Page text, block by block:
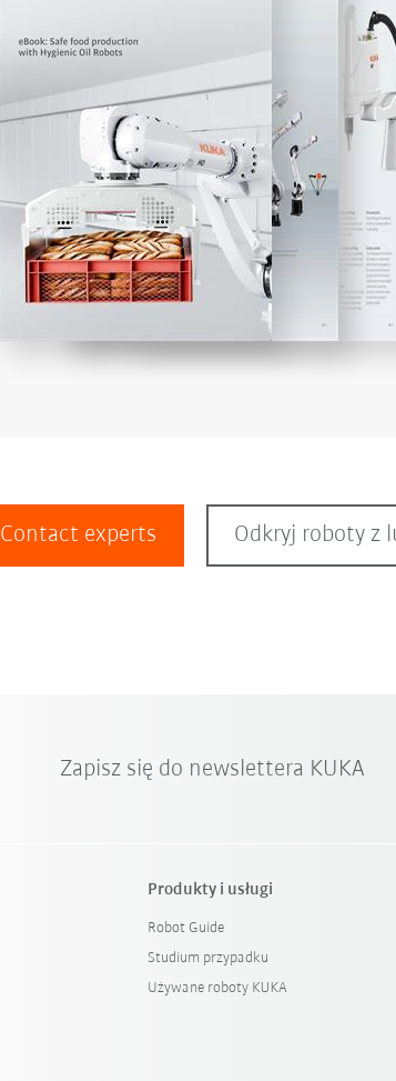
Contact experts Odkryj roboty z
Zapisz się do newslettera KUKA
Produkty i usługi
Robot Guide
Studium przypadku
Używane roboty KUKA